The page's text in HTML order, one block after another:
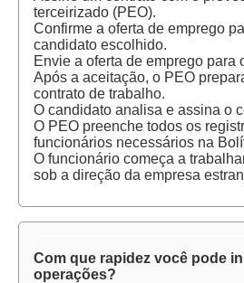
terceirizado (PEO).
Confirme a oferta de emprego
candidato escolhido.
Envie a oferta de emprego para
Após a aceitação, o PEO
contrato de trabalho.
O candidato analisa e assina o
O PEO preenche todos os
funcionários necessários na
O funcionário começa a
sob a direção da empresa
Com que rapidez você pode
operações?